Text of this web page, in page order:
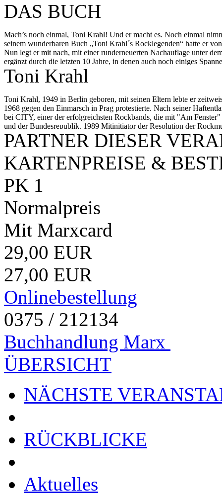
DAS BUCH
Mach’s noch einmal, Toni Krahl! Und er macht es. Noch einmal
seinem wunderbaren Buch „Toni Krahl´s Rocklegenden“ hatte er
Nun legt er mit nach, mit einer runderneuerten Nachauflage unter
ergänzt durch die letzten 10 Jahre, in denen auch noch einiges
veröffentlichte sein erstes Soloalbum und startete mit den „Kinx vom
seinem Sidekick Kai Suttner plaudert und Anekdoten wie auch
nostalgisch gestimmte Sänger seinen Blick auf persönliche
Toni Krahl
Toni Krahl, 1949 in Berlin geboren, mit seinen Eltern lebte er
1968 gegen den Einmarsch in Prag protestierte. Nach seiner
bei CITY, einer der erfolgreichsten Rockbands, die mit "Am
und der Bundesrepublik. 1989 Mitinitiator der Resolution der
Musik". Bis zum Schluß galt der charismatischer Frontmann von
die Band mit der Goldenen Henne ausgezeichnet. 2022 dann noch
PARTNER DIESER
KARTENPREISE &
PK 1
Normalpreis
Mit Marxcard
29,00 EUR
27,00 EUR
Onlinebestellung
0375 / 212134
Buchhandlung Marx
ÜBERSICHT
NÄCHSTE
RÜCKBLICKE
Aktuelles